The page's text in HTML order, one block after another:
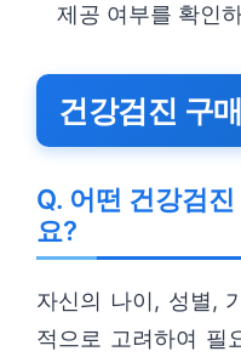
제공 여부를 확인
건강검진 구
Q. 어떤 건강검
요?
자신의 나이, 성별,
적으로 고려하여 필